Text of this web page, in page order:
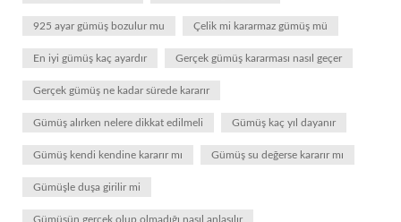
925 ayar gümüş bozulur mu Çelik mi kararmaz gümüş mü
En iyi gümüş kaç ayardır Gerçek gümüş kararması nasıl geçer
Gerçek gümüş ne kadar sürede kararır
Gümüş alırken nelere dikkat edilmeli Gümüş kaç yıl dayanır
Gümüş kendi kendine kararır mı Gümüş su değerse kararır mı
Gümüşle duşa girilir mi
Gümüşün gerçek olup olmadığı nasıl anlaşılır